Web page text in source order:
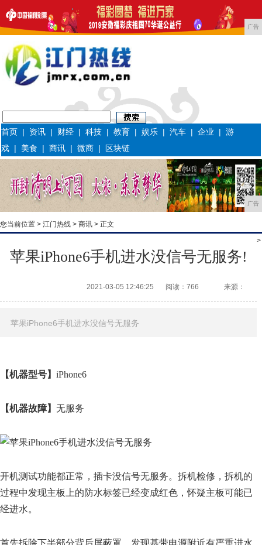
广告
首页 | 资讯 | 财经 |科技 |教育 |娱乐 |汽车 |企业 |游
戏 | 美食 |商讯 |微商 | 区块链
广告
您当前位置 > 江门热线 > 商讯 > 正文
>
苹果iPhone6手机进水没信号无服务!
2021-03-05 12:46:25 阅读：766 来源：
苹果iPhone6手机进水没信号无服务
【机器型号】 iPhone6
【机器故障】 无服务
开机测试功能都正常，插卡没信号无服务。拆机检修，拆机的
过程中发现主板上的防水标签已经变成红色，怀疑主板可能已
经进水。
首先拆除下半部分背后屏蔽罩，发现基带电源附近有严重进水